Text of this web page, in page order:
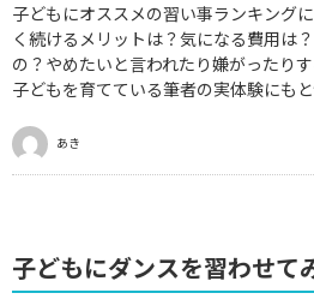
子どもにオススメの習い事ランキング
く続けるメリットは？気になる費用は
の？やめたいと言われたり嫌がったり
子どもを育てている筆者の実体験にもと
あき
子どもにダンスを習わせて